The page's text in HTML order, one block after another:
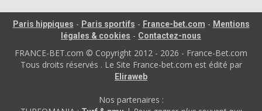
Paris hippiques - Paris sportifs - France-bet.com - Mentions
légales & cookies - Contactez-nous
FRANCE-BET.com © Copyright 2012 - 2026 - France-Bet.com
Tous droits réservés . Le Site France-bet.com est édité par
Eliraweb
Nos partenaires :